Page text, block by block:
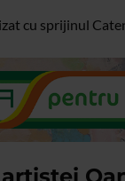
cu sprijinul